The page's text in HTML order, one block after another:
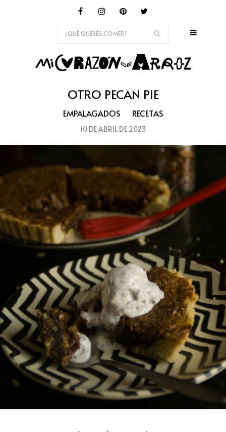
OTRO PECAN PIE
EMPALAGADOS RECETAS
10 DE ABRIL DE 2023